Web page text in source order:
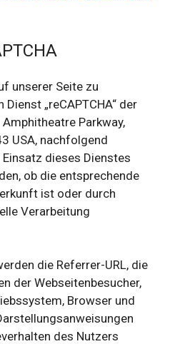
unserer Seite zu
„reCAPTCHA“ der
Parkway,
USA, nachfolgend
Einsatz dieses Dienstes
ob die entsprechende
ist oder durch
Verarbeitung
die Referrer-URL, die
der Webseitenbesucher,
Browser und
des Nutzers